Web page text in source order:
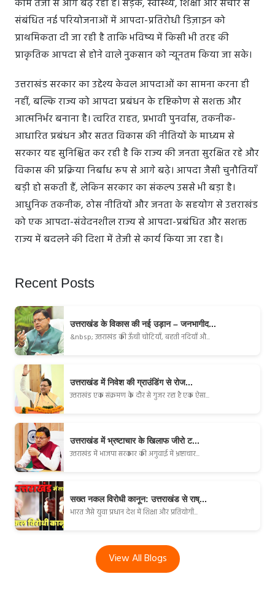
काम तेजी से आगे बढ़ रहा है। सड़क, स्वास्थ्य, शिक्षा और संचार से
संबंधित नई परियोजनाओं में आपदा-प्रतिरोधी डिज़ाइन को
प्राथमिकता दी जा रही है ताकि भविष्य में किसी भी तरह की
प्राकृतिक आपदा से होने वाले नुकसान को न्यूनतम किया जा सके।
उत्तराखंड सरकार का उद्देश्य केवल आपदाओं का सामना करना ही
नहीं, बल्कि राज्य को आपदा प्रबंधन के दृष्टिकोण से सशक्त और
आत्मनिर्भर बनाना है। त्वरित राहत, प्रभावी पुनर्वास, तकनीक-
आधारित प्रबंधन और सतत विकास की नीतियों के माध्यम से
सरकार यह सुनिश्चित कर रही है कि राज्य की जनता सुरक्षित रहे और
विकास की प्रक्रिया निर्बाध रूप से आगे बढ़े। आपदा जैसी चुनौतियाँ
बड़ी हो सकती हैं, लेकिन सरकार का संकल्प उससे भी बड़ा है।
आधुनिक तकनीक, ठोस नीतियों और जनता के सहयोग से उत्तराखंड
को एक आपदा-संवेदनशील राज्य से आपदा-प्रबंधित और सशक्त
राज्य में बदलने की दिशा में तेजी से कार्य किया जा रहा है।
Recent Posts
उत्तराखंड के विकास की नई उड़ान – जनभागीद...
&nbsp; उत्तराखंड की ऊँची चोटियाँ, बहती नदियाँ औ...
उत्तराखंड में निवेश की ग्राउंडिंग से रोज...
उत्तराखंड एक संक्रमण के दौर से गुजर रहा है एक ऐसा...
उत्तराखंड में भ्रष्टाचार के खिलाफ जीरो ट...
उत्तराखंड में भाजपा सरकार की अगुवाई में भ्रष्टाचार...
सख्त नकल विरोधी कानून: उत्तराखंड से राष्...
भारत जैसे युवा प्रधान देश में शिक्षा और प्रतियोगी...
View All Blogs